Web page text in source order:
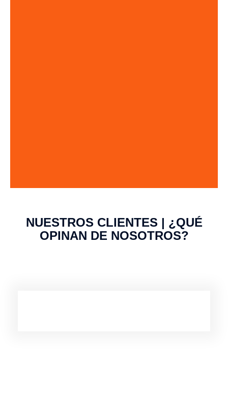
NUESTROS CLIENTES | ¿QUÉ
OPINAN DE NOSOTROS?